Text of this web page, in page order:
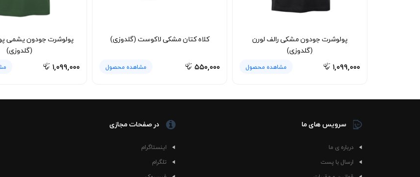
جلوگیری شود. استفاده از شوینده ملایم و پرهیز از خشک‌کن با حرارت بالا، به حفظ فرم یقه و کیفیت گلدوزی کمک
(گلدوزی) برای مدت طولانی بدون پرزدهی و بدون آب‌رفت باقی می‌ماند و همان ظاهر اولیه خود را حفظ می‌کند.
می‌سازد.
پولوشرت جودون مشکی رالف لورن
(گلدوزی)
۱,۰۹۹,۰۰۰ مشاهده محصول
کلاه کتان مشکی لاکوست (گلدوزی)
۵۵۰,۰۰۰ مشاهده محصول
پولوشرت جودون یشمی
(گلدوزی)
۱,۰۹۹,۰۰۰
سرویس های ما
درباره ی ما
ارسال با پست
در صفحات مجازی
اینستاگرام
تلگرام